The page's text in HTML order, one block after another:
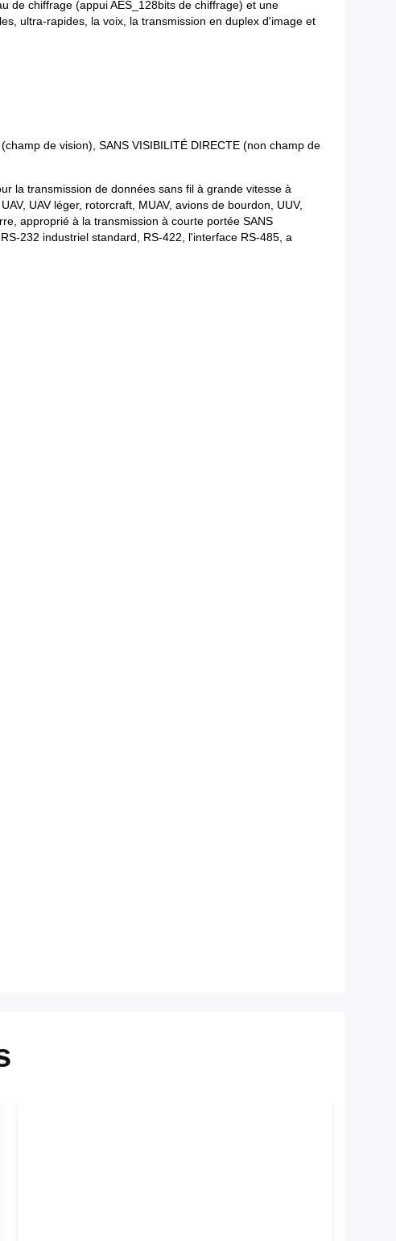
de chiffrage (appui AES_128bits de chiffrage) et une
ultra-rapides, la voix, la transmission en duplex d'image et
de vision), SANS VISIBILITÉ DIRECTE (non champ de
la transmission de données sans fil à grande vitesse à
UAV léger, rotorcraft, MUAV, avions de bourdon, UUV,
approprié à la transmission à courte portée SANS
232 industriel standard, RS-422, l'interface RS-485, a